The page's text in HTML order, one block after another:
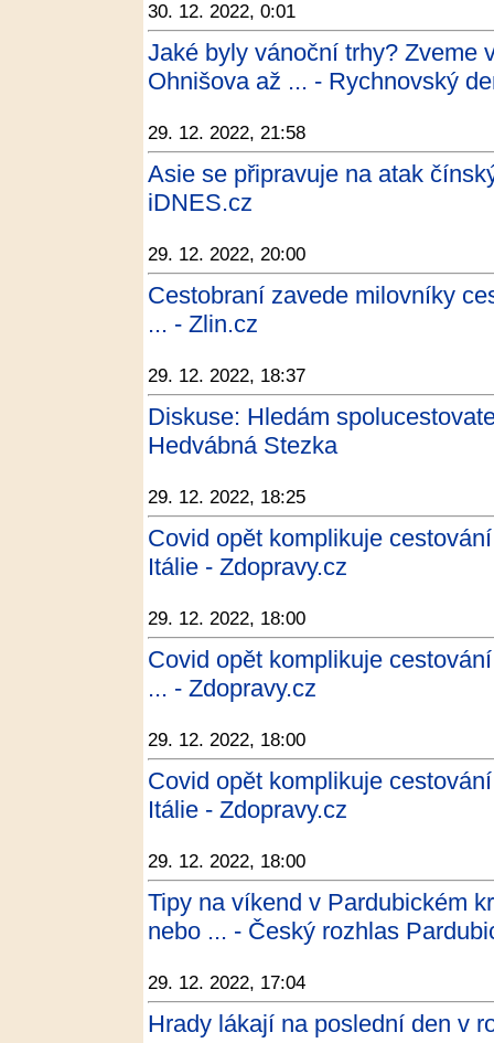
30. 12. 2022, 0:01
Jaké byly vánoční trhy? Zveme
Ohnišova až ... - Rychnovský
29. 12. 2022, 21:58
Asie se připravuje na atak
iDNES.cz
29. 12. 2022, 20:00
Cestobraní zavede milovníky
... - Zlin.cz
29. 12. 2022, 18:37
Diskuse: Hledám
Hedvábná Stezka
29. 12. 2022, 18:25
Covid opět komplikuje
Itálie - Zdopravy.cz
29. 12. 2022, 18:00
Covid opět komplikuje
... - Zdopravy.cz
29. 12. 2022, 18:00
Covid opět komplikuje
Itálie - Zdopravy.cz
29. 12. 2022, 18:00
Tipy na víkend v Pardubickém
nebo ... - Český rozhlas
29. 12. 2022, 17:04
Hrady lákají na poslední den v